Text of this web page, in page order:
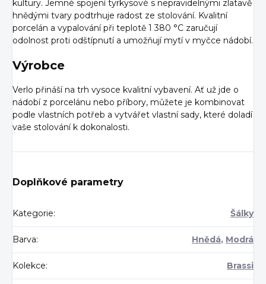
kultury. Jemné spojení tyrkysové s nepravidelnými zlatavě
hnědými tvary podtrhuje radost ze stolování. Kvalitní
porcelán a vypalování při teplotě 1 380 °C zaručují
odolnost proti odštípnutí a umožňují mytí v myčce nádobí.
Výrobce
Verlo přináší na trh vysoce kvalitní vybavení. Ať už jde o
nádobí z porcelánu nebo příbory, můžete je kombinovat
podle vlastních potřeb a vytvářet vlastní sady, které doladí
vaše stolování k dokonalosti.
Doplňkové parametry
Kategorie: Šálky
Barva: Hnědá, Modrá
Kolekce: Brassi